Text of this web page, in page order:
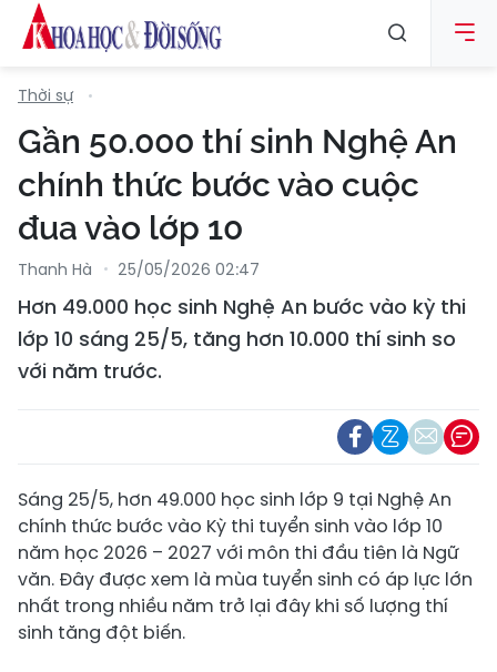
Thời sự
Gần 50.000 thí sinh Nghệ An
chính thức bước vào cuộc
đua vào lớp 10
Thanh Hà 25/05/2026 02:47
Hơn 49.000 học sinh Nghệ An bước vào kỳ thi
lớp 10 sáng 25/5, tăng hơn 10.000 thí sinh so
với năm trước.
Sáng 25/5, hơn 49.000 học sinh lớp 9 tại Nghệ An
chính thức bước vào Kỳ thi tuyển sinh vào lớp 10
năm học 2026 – 2027 với môn thi đầu tiên là Ngữ
văn. Đây được xem là mùa tuyển sinh có áp lực lớn
nhất trong nhiều năm trở lại đây khi số lượng thí
sinh tăng đột biến.